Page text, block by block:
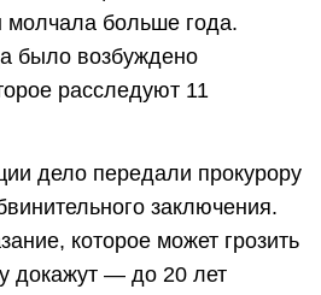
молчала больше года.
было возбуждено
расследуют 11
дело передали прокурору
заключения.
которое может грозить
докажут — до 20 лет